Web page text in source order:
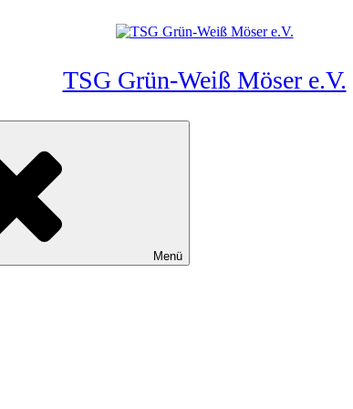
TSG Grün-Weiß Möser e.V.
Menü